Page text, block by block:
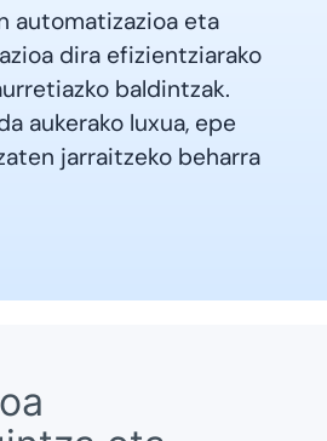
automatizazioa eta
dira efizientziarako
baldintzak.
aukerako luxua, epe
jarraitzeko beharra